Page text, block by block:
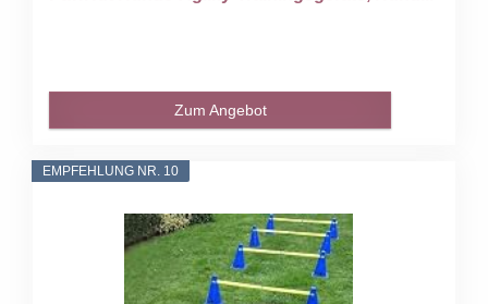
Zum Angebot
EMPFEHLUNG NR. 10